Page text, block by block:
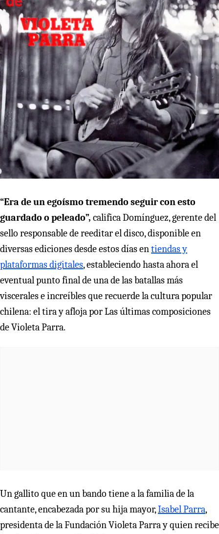
“Era de un egoísmo tremendo seguir con esto
guardado o peleado”, califica Domínguez, gerente del
sello responsable de reeditar el disco, disponible en
diversas ediciones desde estos días entiendas y
plataformas digitales, estableciendo hasta ahora el
eventual punto final de una de las batallas más
viscerales e increíbles que recuerde la cultura popular
chilena: el tira y afloja por Las últimas composiciones
de Violeta Parra.
Un gallito que en un bando tiene a la familia de la
cantante, encabezada por su hija mayor,Isabel Parra,
presidenta de la Fundación Violeta Parra y quien recibe